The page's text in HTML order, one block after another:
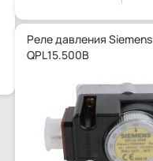
Реле давления Siemens
QPL15.500B